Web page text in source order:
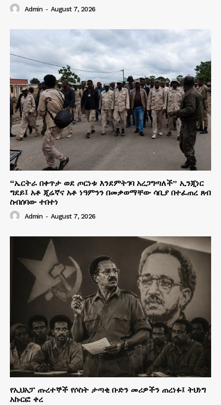
Admin - August 7, 2026
“ኤርትራ በቀጥታ ወደ ጦርነቱ እንደምትገባ አረጋግጣለች” ኢንጂነር
ግደይ፤ አቶ ጂሬኛና አቶ ነዓምንን በመቃወማቸው ሳቢያ በተፈጠረ ጸብ
ስብሰባው ተበተነ
Admin - August 7, 2026
የኢህአፓ ጡረተኞች የሶስት ታጣቂ ቡድን መሪዎችን ጠረነፉ፤ ትህነግ
አኩርፎ ቀረ